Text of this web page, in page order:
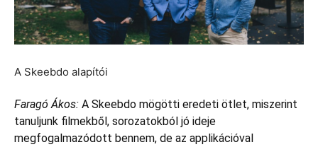
A Skeebdo alapítói
Faragó Ákos: A Skeebdo mögötti eredeti ötlet, miszerint
tanuljunk filmekből, sorozatokból jó ideje
megfogalmazódott bennem, de az applikációval